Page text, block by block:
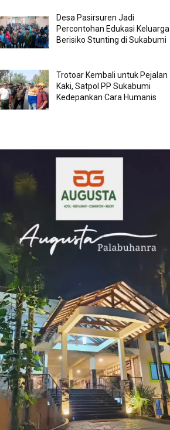
Desa Pasirsuren Jadi
Percontohan Edukasi Keluarga
Berisiko Stunting di Sukabumi
Trotoar Kembali untuk Pejalan
Kaki, Satpol PP Sukabumi
Kedepankan Cara Humanis